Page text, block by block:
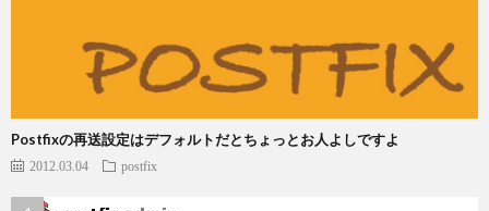
Postfixの再送設定はデフォルトだとちょっとお人よしですよ
2012.03.04 postfix